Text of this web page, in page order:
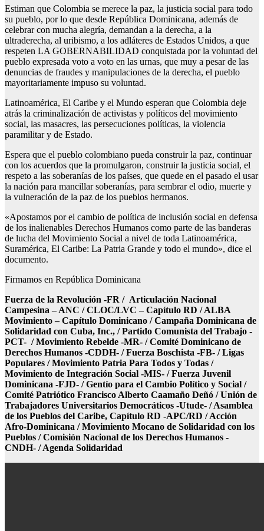
Estiman que Colombia se merece la paz, la justicia social para todo
su pueblo, por lo que desde República Dominicana, además de
celebrar con mucha alegría, demandan a la derecha, a la
ultraderecha, al uribismo, a los adláteres de Estados Unidos, a que
respeten LA GOBERNABILIDAD conquistada por la voluntad del
pueblo expresada voto a voto en las urnas, que muy a pesar de las
denuncias de fraudes y manipulaciones de la derecha, el pueblo
mayoritariamente impuso su voluntad.
Latinoamérica, El Caribe y el Mundo esperan que Colombia deje
atrás la criminalización de activistas y políticos del movimiento
social, las masacres, las persecuciones políticas, la violencia
paramilitar y de Estado.
Espera que el pueblo colombiano pueda construir la paz, continuar
con los acuerdos que la promulgaron, construir la justicia social, el
respeto a las soberanías de los países, que quede en el pasado el usar
la nación para mancillar soberanías, para sembrar el odio, muerte y
la vulneración de la paz de los pueblos hermanos.
«Apostamos por el cambio de política de inclusión social en defensa
de los inalienables Derechos Humanos como parte de las banderas
de lucha del Movimiento Social a nivel de toda Latinoamérica,
Suramérica, El Caribe: La Patria Grande y todo el mundo», dice el
documento.
Firmamos en República Dominicana
Fuerza de la Revolución -FR / Articulación Nacional
Campesina – ANC / CLOC/LVC – Capítulo RD / ALBA
Movimiento – Capítulo Dominicano / Campaña Dominicana de
Solidaridad con Cuba, Inc., / Partido Comunista del Trabajo -
PCT- / Movimiento Rebelde -MR- / Comité Dominicano de
Derechos Humanos -CDDH- / Fuerza Boschista -FB- / Ligas
Populares / Movimiento Patria Para Todos y Todas /
Movimiento de Integración Social -MIS- / Fuerza Juvenil
Dominicana -FJD- / Gentío para el Cambio Político y Social /
Comité Patriótico Francisco Alberto Caamaño Deñó / Unión de
Trabajadores Universitarios Democráticos -Utude- / Asamblea
de los Pueblos del Caribe, Capítulo RD -APC/RD / Acción
Afro-Dominicana / Movimiento Mocano de Solidaridad con los
Pueblos / Comisión Nacional de los Derechos Humanos -
CNDH- / Agenda Solidaridad